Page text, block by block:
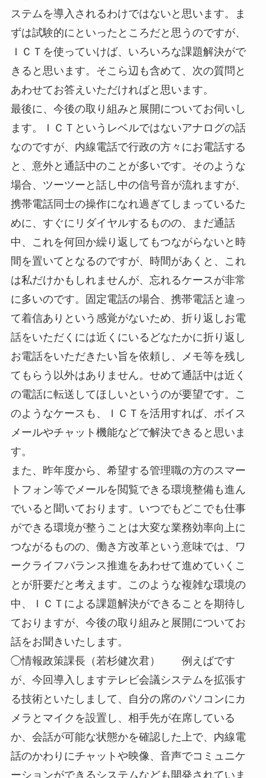
ステムを導入されるわけではないと思います。ま
ずは試験的にといったところだと思うのですが、
ＩＣＴを使っていけば、いろいろな課題解決がで
きると思います。そこら辺も含めて、次の質問と
あわせてお答えいただければと思います。
最後に、今後の取り組みと展開についてお伺いし
ます。ＩＣＴというレベルではないアナログの話
なのですが、内線電話で行政の方々にお電話する
と、意外と通話中のことが多いです。そのような
場合、ツーツーと話し中の信号音が流れますが、
携帯電話同士の操作になれ過ぎてしまっているた
めに、すぐにリダイヤルするものの、まだ通話
中、これを何回か繰り返してもつながらないと時
間を置いてとなるのですが、時間があくと、これ
は私だけかもしれませんが、忘れるケースが非常
に多いのです。固定電話の場合、携帯電話と違っ
て着信ありという感覚がないため、折り返しお電
話をいただくには近くにいるどなたかに折り返し
お電話をいただきたい旨を依頼し、メモ等を残し
てもらう以外はありません。せめて通話中は近く
の電話に転送してほしいというのが要望です。こ
のようなケースも、ＩＣＴを活用すれば、ボイス
メールやチャット機能などで解決できると思いま
す。
また、昨年度から、希望する管理職の方のスマー
トフォン等でメールを閲覧できる環境整備も進ん
でいると聞いております。いつでもどこでも仕事
ができる環境が整うことは大変な業務効率向上に
つながるものの、働き方改革という意味では、ワ
ークライフバランス推進をあわせて進めていくこ
とが肝要だと考えます。このような複雑な環境の
中、ＩＣＴによる課題解決ができることを期待し
ておりますが、今後の取り組みと展開についてお
話をお聞きいたします。
◯情報政策課長（若杉健次君） 例えばです
が、今回導入しますテレビ会議システムを拡張す
る技術といたしまして、自分の席のパソコンにカ
メラとマイクを設置し、相手先が在席している
か、会話が可能な状態かを確認した上で、内線電
話のかわりにチャットや映像、音声でコミュニケ
ーションができるシステムなども開発されていま